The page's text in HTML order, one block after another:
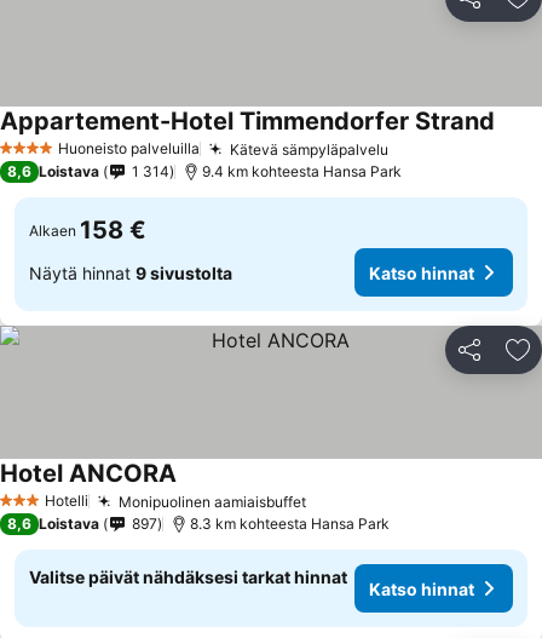
Jaa
4 TähtiluokitusHuoneisto palveluilla Kätevä sämpyläpalvelu
Appartement-Hotel Timmendorfer Strand
8,6 Loistava 1 314 9.4 km kohteesta Hansa Park
Alkaen 158 €
Näytä hinnat 9 sivustolta Katso hinnat
Jaa
3 Tähtiluokitus
Hotelli Monipuolinen aamiaisbuffet
Hotel ANCORA
8,6 Loistava 897 8.3 km kohteesta Hansa Park
Valitse päivät nähdäksesi tarkat hinnat
Katso hinnat